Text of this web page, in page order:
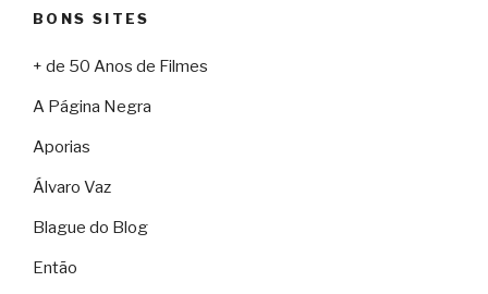
BONS SITES
+ de 50 Anos de Filmes
A Página Negra
Aporias
Álvaro Vaz
Blague do Blog
Então